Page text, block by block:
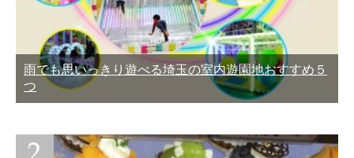
雨でも思いっきり遊べる埼玉の室内遊園地おすすめ５
つ